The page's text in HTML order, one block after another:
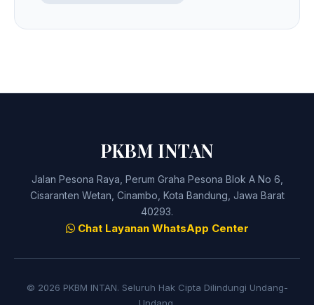
PKBM INTAN
Jalan Pesona Raya, Perum Graha Pesona Blok A No 6,
Cisaranten Wetan, Cinambo, Kota Bandung, Jawa Barat
40293.
Chat Layanan WhatsApp Center
© 2026 PKBM INTAN. Seluruh Hak Cipta Dilindungi Undang-
Undang.